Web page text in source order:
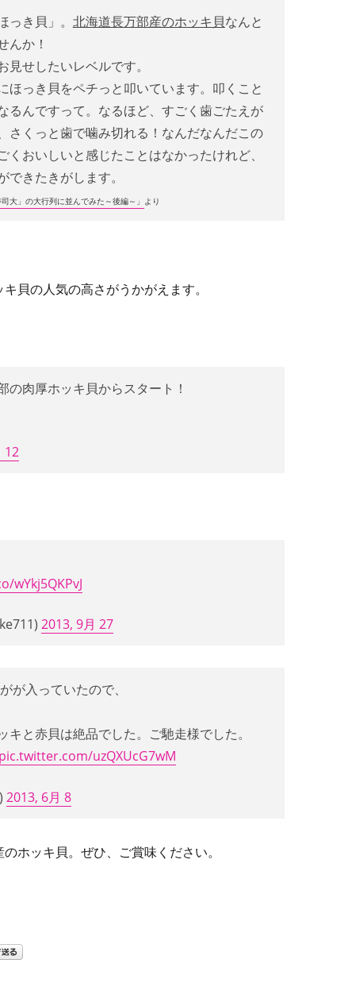
き貝」。 北海道長万部産のホッキ貝なんと
んか！
せしたいレベルです。
ほっき貝をペチっと叩いています。叩くこと
るんですって。なるほど、すごく歯ごたえが
さくっと歯で噛み切れる！なんだなんだこの
おいしいと感じたことはなかったけれど、
きたきがします。
大」の大行列に並んでみた～後編～」 より
貝の人気の高さがうかがえます。
肉厚ホッキ貝からスタート！
12
wYkj5QKPvJ
2013, 9月 27
が入っていたので、
と赤貝は絶品でした。ご馳走様でした。
pic.twitter.com/uzQXUcG7wM
2013, 6月 8
ホッキ貝。ぜひ、ご賞味ください。